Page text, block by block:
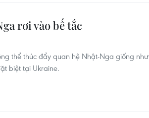
rơi vào bế tắc
thể thúc đẩy quan hệ Nhật-Nga giống như
biệt tại Ukraine.